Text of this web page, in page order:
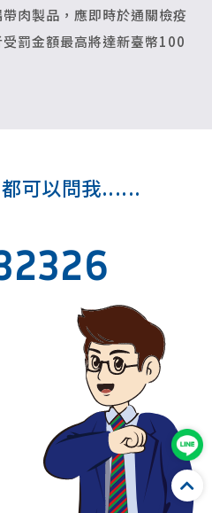
肉製品，應即時於通關檢疫
罰金額最高將達新臺幣100
可以問我......